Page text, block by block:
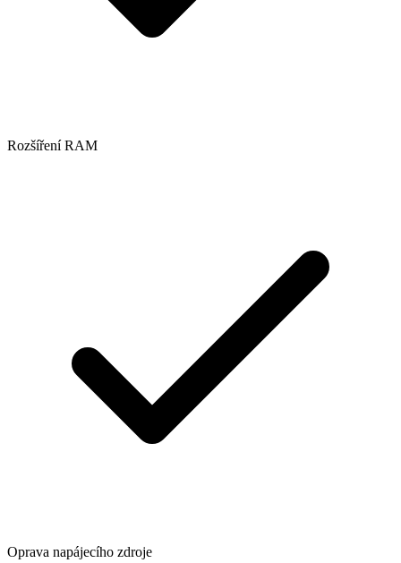
Rozšíření RAM
Oprava napájecího zdroje